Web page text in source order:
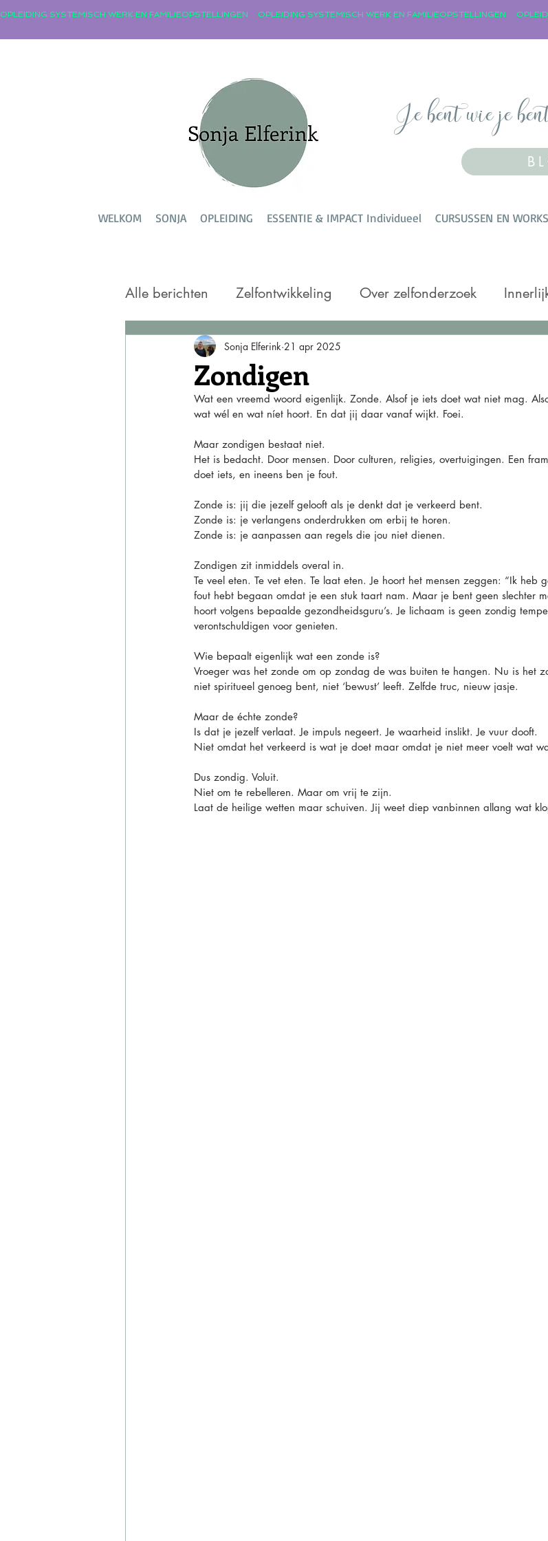
OPLEIDING SYSTEMISCH WERK EN FAMILIEOPSTELLINGEN
Je bent wie je
WELKOM SONJA OPLEIDING ESSENTIE & IMPACT Individueel CURSUSSEN EN
Alle berichten Zelfontwikkeling Over zelfonderzoek
familiesysteem
Zondigen
Sonja Elferink 21 apr 2025
Wat een vreemd woord eigenlijk. Zonde. Alsof je iets doet wat niet mag.
wat wél en wat níet hoort. En dat jij daar vanaf wijkt. Foei.
Maar zondigen bestaat niet.
Het is bedacht. Door mensen. Door culturen, religies, overtuigingen. Een
doet iets, en ineens ben je fout.
Zonde is: jij die jezelf gelooft als je denkt dat je verkeerd bent.
Zonde is: je verlangens onderdrukken om erbij te horen.
Zonde is: je aanpassen aan regels die jou niet dienen.
Zondigen zit inmiddels overal in.
Te veel eten. Te vet eten. Te laat eten. Je hoort het mensen zeggen: “Ik heb
fout hebt begaan omdat je een stuk taart nam. Maar je bent geen slechter
hoort volgens bepaalde gezondheidsguru’s. Je lichaam is geen zondig
verontschuldigen voor genieten.
Wie bepaalt eigenlijk wat een zonde is?
Vroeger was het zonde om op zondag de was buiten te hangen. Nu is het
niet spiritueel genoeg bent, niet ‘bewust’ leeft. Zelfde truc, nieuw jasje.
Maar de échte zonde?
Is dat je jezelf verlaat. Je impuls negeert. Je waarheid inslikt. Je vuur dooft.
Niet omdat het verkeerd is wat je doet maar omdat je niet meer voelt wat
Dus zondig. Voluit.
Niet om te rebelleren. Maar om vrij te zijn.
Laat de heilige wetten maar schuiven. Jij weet diep vanbinnen allang wat